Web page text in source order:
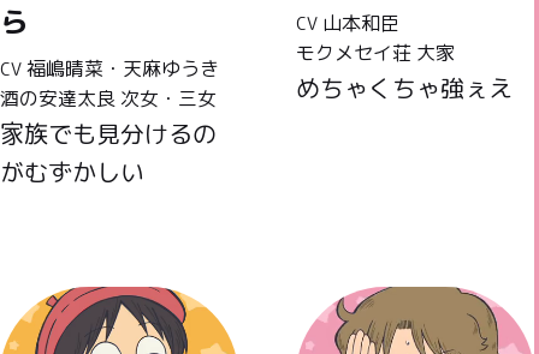
ら
CV 福嶋晴菜・天麻ゆうき
酒の安達太良 次女・三女
家族でも見分けるの
がむずかしい
CV 山本和臣
モクメセイ荘 大家
めちゃくちゃ強ぇえ